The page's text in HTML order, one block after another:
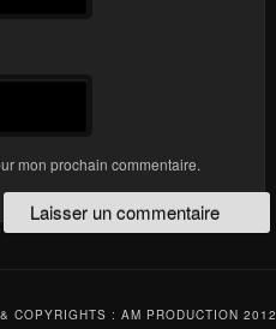
mon prochain commentaire.
COPYRIGHTS : AM PRODUCTION 2012